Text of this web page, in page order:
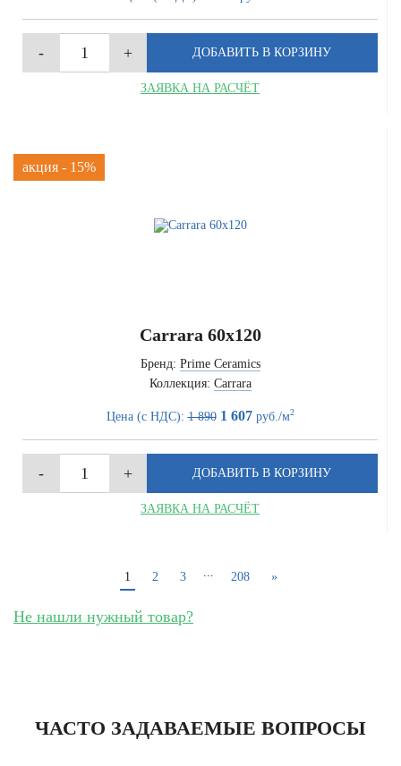
ЗАЯВКА НА РАСЧЁТ
акция - 15%
Carrara 60x120
Бренд: Prime Ceramics
Коллекция: Carrara
Цена (с НДС):1 890 1 607руб./м2
ЗАЯВКА НА РАСЧЁТ
1 2 3 ... 208 »
Не нашли нужный товар?
ЧАСТО ЗАДАВАЕМЫЕ ВОПРОСЫ